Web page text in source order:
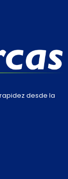
desde la